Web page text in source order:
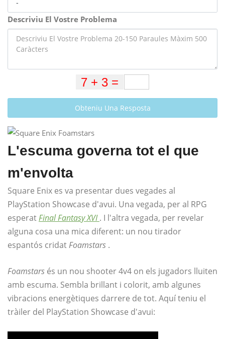
Descriviu El Vostre Problema
Obteniu Una Resposta
L'escuma governa tot el que
m'envolta
Square Enix es va presentar dues vegades al
PlayStation Showcase d'avui. Una vegada, per al RPG
esperatFinal Fantasy XVI . I l'altra vegada, per revelar
alguna cosa una mica diferent: un nou tirador
espantós cridatFoamstars .
Foamstars és un nou shooter 4v4 on els jugadors lluiten
amb escuma. Sembla brillant i colorit, amb algunes
vibracions energètiques darrere de tot. Aquí teniu el
tràiler del PlayStation Showcase d'avui: